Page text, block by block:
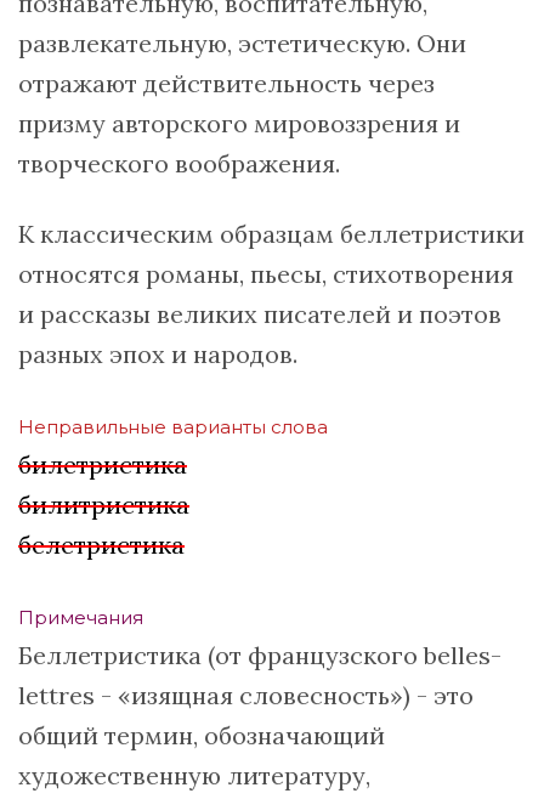
развлекательную, эстетическую. Они
отражают действительность через
призму авторского мировоззрения и
творческого воображения.
К классическим образцам беллетристики
относятся романы, пьесы, стихотворения
и рассказы великих писателей и поэтов
разных эпох и народов.
Неправильные варианты слова
билетристика
билитристика
белетристика
Примечания
Беллетристика (от французского belles-
lettres - «изящная словесность») - это
общий термин, обозначающий
художественную литературу,